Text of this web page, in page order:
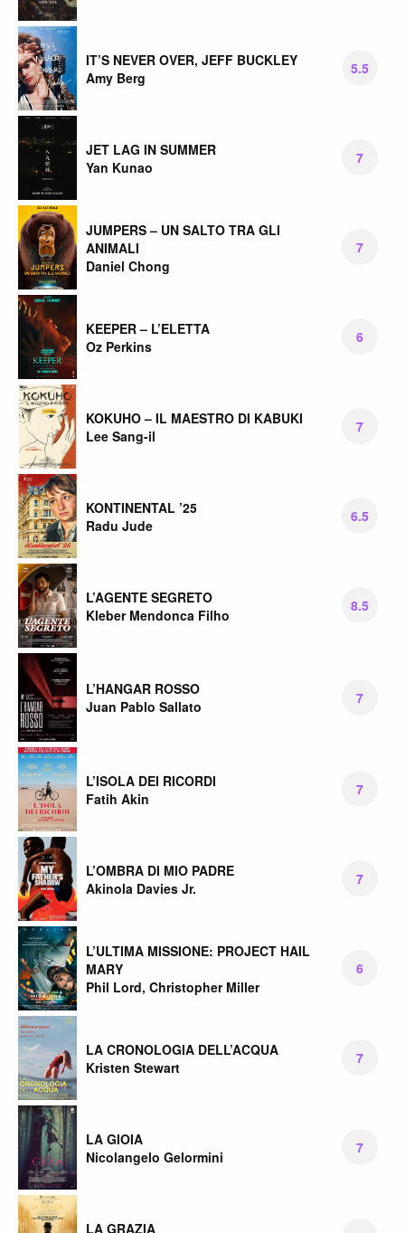
IT’S NEVER OVER, JEFF BUCKLEY
Amy Berg
5.5
JET LAG IN SUMMER
Yan Kunao
7
JUMPERS – UN SALTO TRA GLI
ANIMALI
Daniel Chong
7
KEEPER – L’ELETTA
Oz Perkins
6
KOKUHO – IL MAESTRO DI KABUKI
Lee Sang-il
7
KONTINENTAL ’25
Radu Jude
6.5
L’AGENTE SEGRETO
Kleber Mendonca Filho
8.5
L’HANGAR ROSSO
Juan Pablo Sallato
7
L’ISOLA DEI RICORDI
Fatih Akin
7
L’OMBRA DI MIO PADRE
Akinola Davies Jr.
7
L’ULTIMA MISSIONE: PROJECT HAIL
MARY
Phil Lord, Christopher Miller
6
LA CRONOLOGIA DELL’ACQUA
Kristen Stewart
7
LA GIOIA
Nicolangelo Gelormini
7
LA GRAZIA